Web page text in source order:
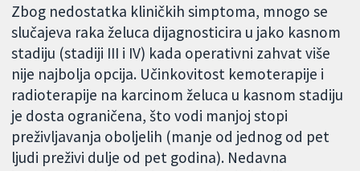
Zbog nedostatka kliničkih simptoma, mnogo se
slučajeva raka želuca dijagnosticira u jako kasnom
stadiju (stadiji III i IV) kada operativni zahvat više
nije najbolja opcija. Učinkovitost kemoterapije i
radioterapije na karcinom želuca u kasnom stadiju
je dosta ograničena, što vodi manjoj stopi
preživljavanja oboljelih (manje od jednog od pet
ljudi preživi dulje od pet godina). Nedavna